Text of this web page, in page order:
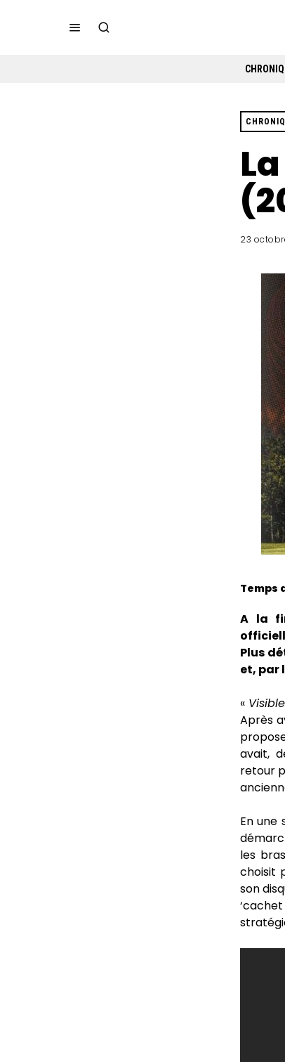
23
Temps
A la
Plus
et, par
«
Après
avait,
retour
En une
les
choisit
son